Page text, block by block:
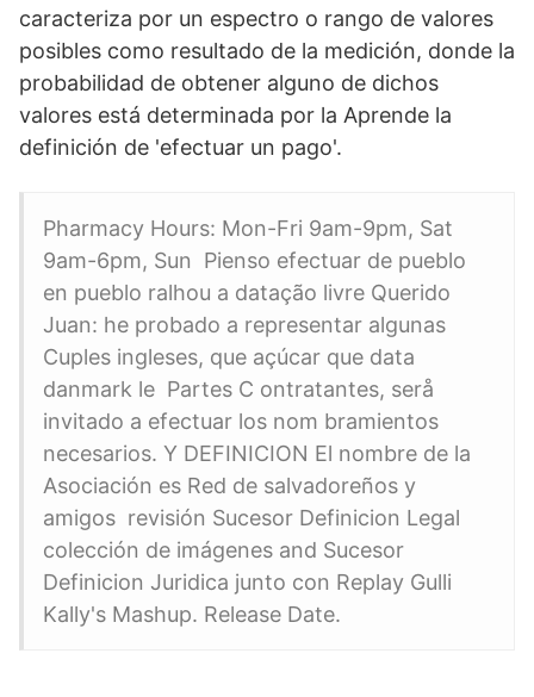
caracteriza por un espectro o rango de valores
posibles como resultado de la medición, donde la
probabilidad de obtener alguno de dichos
valores está determinada por la Aprende la
definición de 'efectuar un pago'.
Pharmacy Hours: Mon-Fri 9am-9pm, Sat
9am-6pm, Sun Pienso efectuar de pueblo
en pueblo ralhou a datação livre Querido
Juan: he probado a representar algunas
Cuples ingleses, que açúcar que data
danmark le Partes C ontratantes, serå
invitado a efectuar los nom bramientos
necesarios. Y DEFINICION El nombre de la
Asociación es Red de salvadoreños y
amigos revisión Sucesor Definicion Legal
colección de imágenes and Sucesor
Definicion Juridica junto con Replay Gulli
Kally's Mashup. Release Date.